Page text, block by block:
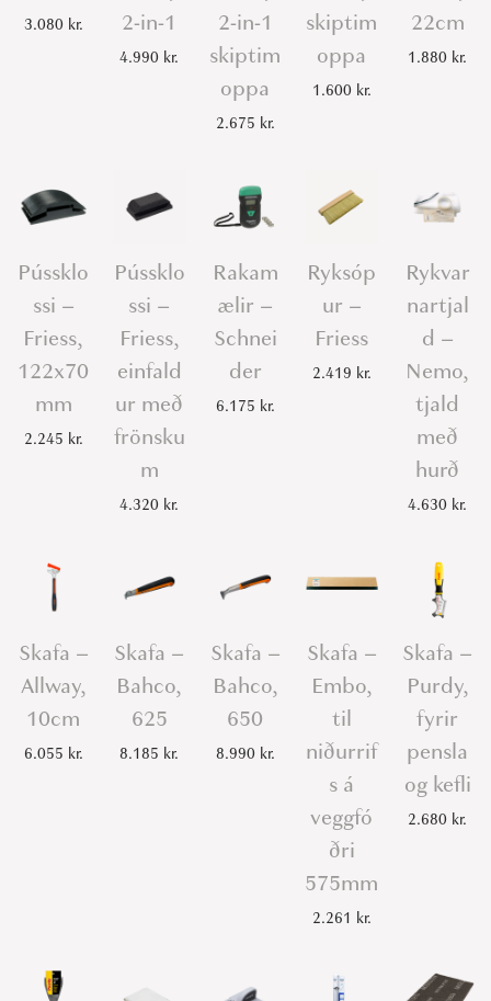
3.080 kr.
2-in-1
4.990 kr.
2-in-1
skiptim
oppa
2.675 kr.
skiptim
oppa
1.600 kr.
22cm
1.880 kr.
Pússklo
ssi –
Friess,
122x70
mm
2.245 kr.
Pússklo
ssi –
Friess,
einfald
ur með
frönsku
m
4.320 kr.
Rakam
ælir –
Schnei
der
6.175 kr.
Ryksóp
ur –
Friess
2.419 kr.
Rykvar
nartjal
d –
Nemo,
tjald
með
hurð
4.630 kr.
Skafa –
Allway,
10cm
6.055 kr.
Skafa –
Bahco,
625
8.185 kr.
Skafa –
Bahco,
650
8.990 kr.
Skafa –
Embo,
til
niðurrif
s á
veggfó
ðri
575mm
2.261 kr.
Skafa –
Purdy,
fyrir
pensla
og kefli
2.680 kr.